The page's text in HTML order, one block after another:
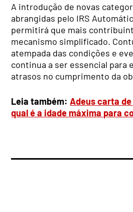
A introdução de novas
abrangidas pelo IRS
permitirá que mais
mecanismo simplificado.
atempada das condições e
continua a ser essencial para
atrasos no cumprimento da
Leia também:Adeus carta
qual é a idade máxima para